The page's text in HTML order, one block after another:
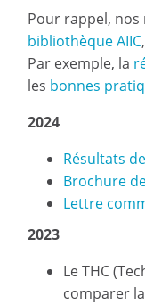
Pour rappel, nos
bibliothèque AIIC
Par exemple, la
les bonnes
2024
Résultats
Brochure
Lettre
2023
Le THC
comparer